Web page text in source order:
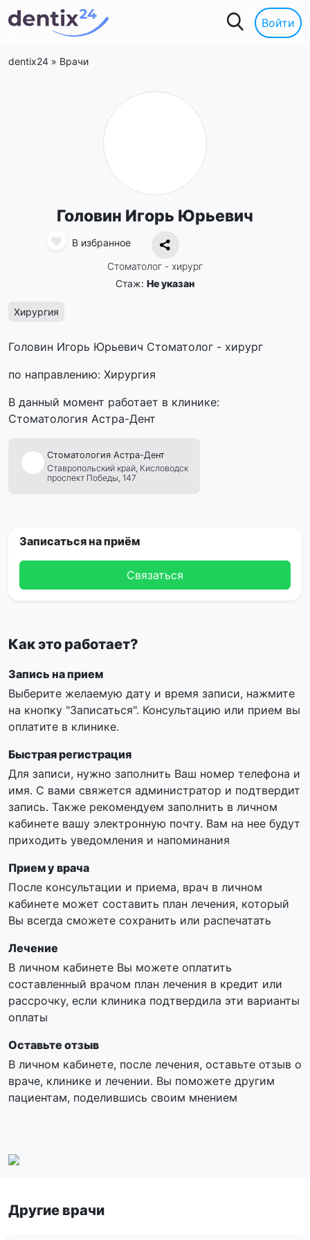
Войти
dentix24 » Врачи
Головин Игорь Юрьевич
В избранное
Стоматолог - хирург
Стаж: Не указан
Хирургия
Головин Игорь Юрьевич Стоматолог - хирург
по направлению: Хирургия
В данный момент работает в клинике:
Стоматология Астра-Дент
Стоматология Астра-Дент
Ставропольский край, Кисловодск
проспект Победы, 147
Записаться на приём
Связаться
Как это работает?
Запись на прием
Выберите желаемую дату и время записи, нажмите
на кнопку "Записаться". Консультацию или прием вы
оплатите в клинике.
Быстрая регистрация
Для записи, нужно заполнить Ваш номер телефона и
имя. С вами свяжется администратор и подтвердит
запись. Также рекомендуем заполнить в личном
кабинете вашу электронную почту. Вам на нее будут
приходить уведомления и напоминания
Прием у врача
После консультации и приема, врач в личном
кабинете может составить план лечения, который
Вы всегда сможете сохранить или распечатать
Лечение
В личном кабинете Вы можете оплатить
составленный врачом план лечения в кредит или
рассрочку, если клиника подтвердила эти варианты
оплаты
Оставьте отзыв
В личном кабинете, после лечения, оставьте отзыв о
враче, клинике и лечении. Вы поможете другим
пациентам, поделившись своим мнением
Другие врачи